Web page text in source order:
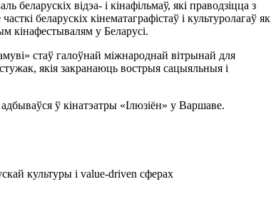
беларускіх відэа- і кінафільмаў, які праводзіцца з
беларускіх кінематаграфістаў і культуролагаў як
кінафестывалям у Беларусі.
стаў галоўнай міжнароднай вітрынай для
якія закранаюць вострыя сацыяльныя і
ў кінатэатры «Ілюзіён» у Варшаве.
культуры і value-driven сферах